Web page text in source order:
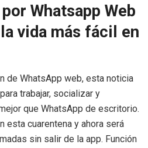
Whatsapp Web
vida más fácil en
de WhatsApp web, esta noticia
trabajar, socializar y
que WhatsApp de escritorio.
esta cuarentena y ahora será
sin salir de la app. Función